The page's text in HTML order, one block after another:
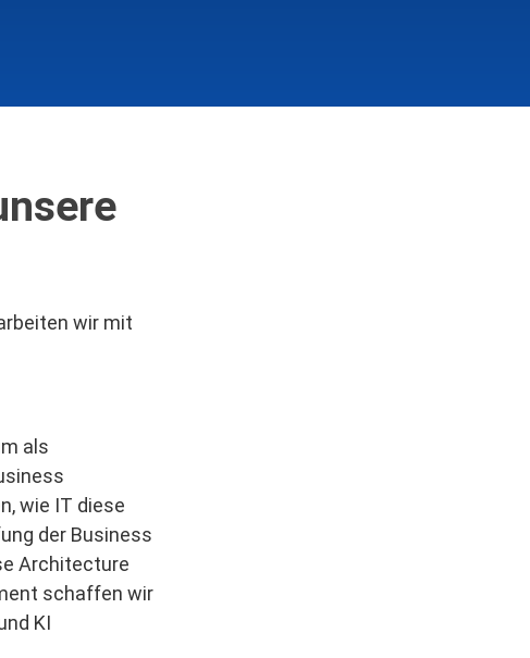
wir mit
als
wie IT diese
der Business
Architecture
schaffen wir
KI